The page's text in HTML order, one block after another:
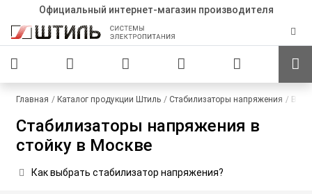
Официальный интернет-магазин производителя
Главная Каталог продукции Штиль Стабилизаторы напряжения В
Стабилизаторы напряжения в
стойку в Москве
Как выбрать стабилизатор напряжения?